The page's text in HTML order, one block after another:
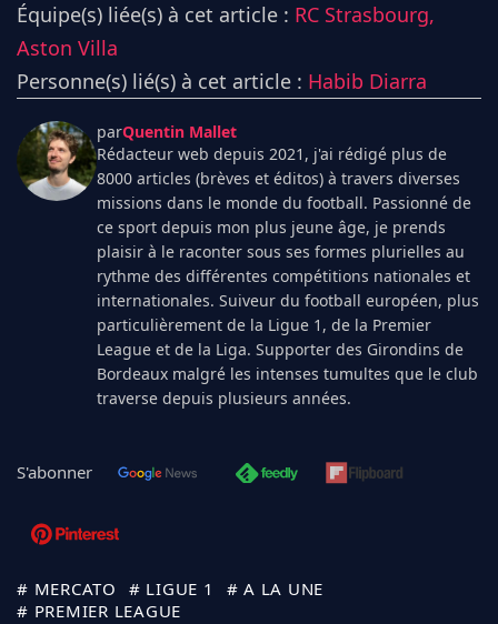
Équipe(s) liée(s) à cet article : RC Strasbourg,
Aston Villa
Personne(s) lié(s) à cet article : Habib Diarra
parQuentin Mallet
Rédacteur web depuis 2021, j'ai rédigé plus de
8000 articles (brèves et éditos) à travers diverses
missions dans le monde du football. Passionné de
ce sport depuis mon plus jeune âge, je prends
plaisir à le raconter sous ses formes plurielles au
rythme des différentes compétitions nationales et
internationales. Suiveur du football européen, plus
particulièrement de la Ligue 1, de la Premier
League et de la Liga. Supporter des Girondins de
Bordeaux malgré les intenses tumultes que le club
traverse depuis plusieurs années.
S'abonner
# MERCATO # LIGUE 1
# A LA UNE
# PREMIER LEAGUE